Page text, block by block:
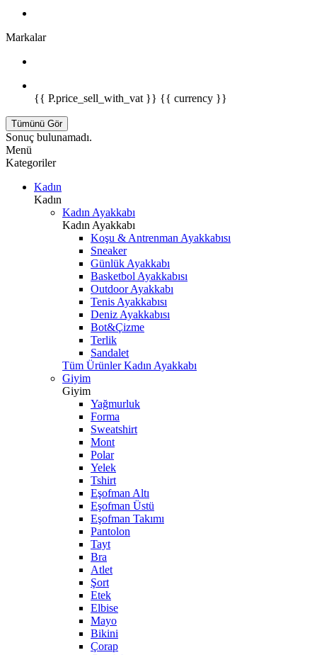
Markalar
{{ P.price_sell_with_vat }} {{ currency }}
Tümünü Gör
Sonuç bulunamadı.
Menü
Kategoriler
Kadın
Kadın
Kadın Ayakkabı
Kadın Ayakkabı
Koşu & Antrenman Ayakkabısı
Sneaker
Günlük Ayakkabı
Basketbol Ayakkabısı
Outdoor Ayakkabı
Tenis Ayakkabısı
Deniz Ayakkabısı
Bot&Çizme
Terlik
Sandalet
Tüm Ürünler Kadın Ayakkabı
Giyim
Giyim
Yağmurluk
Forma
Sweatshirt
Mont
Polar
Yelek
Tshirt
Eşofman Altı
Eşofman Üstü
Eşofman Takımı
Pantolon
Tayt
Bra
Atlet
Şort
Etek
Elbise
Mayo
Bikini
Çorap